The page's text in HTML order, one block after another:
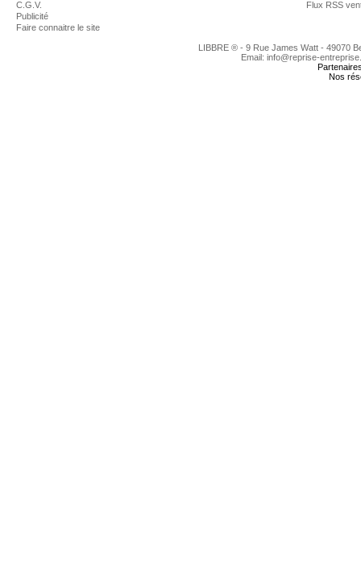
C.G.V.
Publicité
Faire connaitre le site
Flux RSS
LIBBRE ® - 9 Rue James Watt - 49070
Email: info@reprise-
Nos